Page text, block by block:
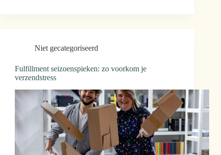
Niet gecategoriseerd
Fulfillment seizoenspieken: zo voorkom je
verzendstress